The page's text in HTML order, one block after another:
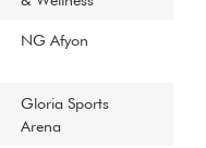
NG Afyon
Gloria Sports
Arena